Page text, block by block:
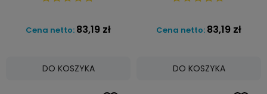
Cena netto: 83,19 zł
DO KOSZYKA
Cena netto: 83,19 zł
DO KOSZYKA